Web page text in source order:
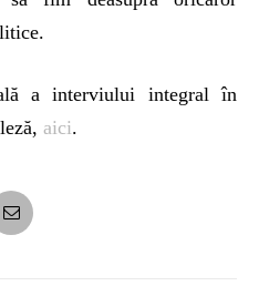
a interviului integral în
aici.